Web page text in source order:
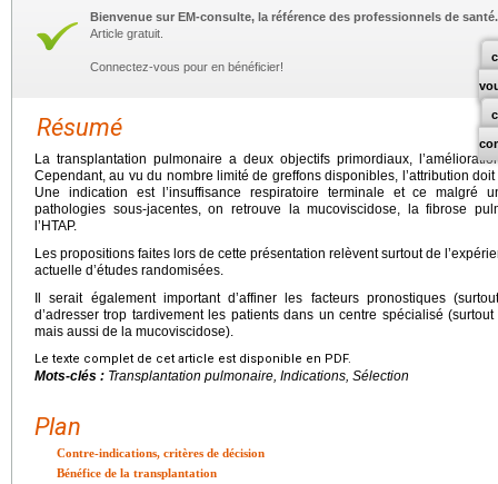
Bienvenue sur EM-consulte, la référence des professionnels de santé.
Article gratuit.
Connectez-vous pour en bénéficier!
Résumé
La transplantation pulmonaire a deux objectifs primordiaux,
Cependant, au vu du nombre limité de greffons disponibles, l’attribution
Une indication est l’insuffisance respiratoire terminale et ce malgré
pathologies sous-jacentes, on retrouve la mucoviscidose, la fibrose
l’HTAP.
Les propositions faites lors de cette présentation relèvent surtout de
actuelle d’études randomisées.
Il serait également important d’affiner les facteurs pronostiques
d’adresser trop tardivement les patients dans un centre spécialisé
mais aussi de la mucoviscidose).
Le texte complet de cet article est disponible en PDF.
Mots-clés : Transplantation pulmonaire, Indications, Sélection
Plan
Contre-indications, critères de décision
Bénéfice de la transplantation